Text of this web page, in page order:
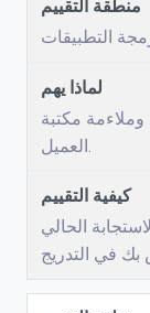
التطبيقات
مكتبة
الحالي